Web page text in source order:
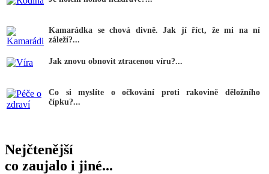
Kamarádka se chová divně. Jak jí říct, že mi na ní
záleží?...
Jak znovu obnovit ztracenou víru?...
Co si myslíte o očkování proti rakovině děložního
čípku?...
Nejčtenější
co zaujalo i jiné...